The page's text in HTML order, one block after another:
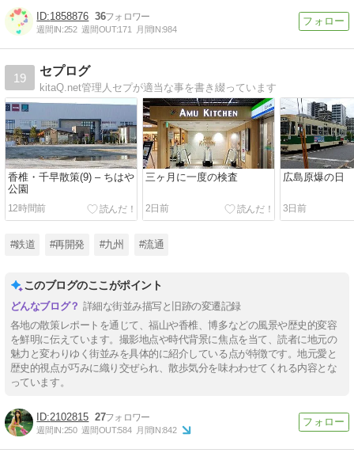
1858876 36
週間IN:252 週間OUT:171 月間IN:984
19
セプログ
kitaQ.net管理人セプが適当な事を書き綴っています
香椎・千早散策(9) – ちはや
公園
12時間前
三ヶ月に一度の検査
2日前
広島原爆の日
3日前
#鉄道 #再開発 #九州 #流通
このブログのここがポイント
詳細な街並み描写と旧跡の変遷記録
各地の散策レポートを通じて、福山や香椎、博多などの風景や歴史的変容
を鮮明に伝えています。撮影地点や時代背景に焦点を当て、読者に地元の
魅力と変わりゆく街並みを具体的に紹介している点が特徴です。地元愛と
歴史的視点が巧みに織り交ぜられ、散歩気分を味わわせてくれる内容とな
っています。
2102815 27
週間IN:250 週間OUT:584 月間IN:842